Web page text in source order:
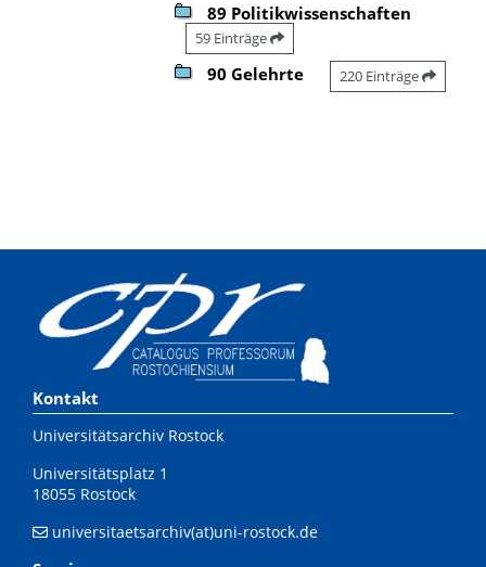
89 Politikwissenschaften
59 Einträge
90 Gelehrte 220 Einträge
Kontakt
Universitätsarchiv Rostock
Universitätsplatz 1
18055 Rostock
universitaetsarchiv(at)uni-rostock.de